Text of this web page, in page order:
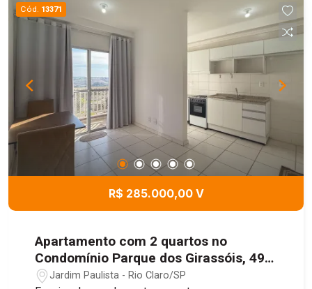
Cód. 13371
R$ 285.000,00 V
Apartamento com 2 quartos no
Condomínio Parque dos Girassóis, 49
m² - Jardim Paulista, Rio Claro/SP
Jardim Paulista - Rio Claro/SP